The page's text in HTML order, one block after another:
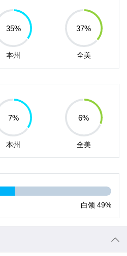
35%
本州
37%
全美
7%
本州
6%
全美
白领 49%